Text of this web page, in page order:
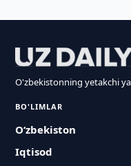
O'zbekistonning yetakchi
BO'LIMLAR
O‘zbekiston
Iqtisod